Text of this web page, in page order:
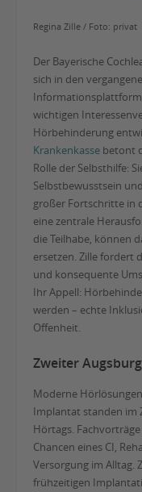
Regina Zille / Foto: privat
Der Bayerische
sich in den
wichtigen
Hörbehinderung
Krankenkasse betont
Rolle der Selbsthilfe:
Selbstbewusstsein
großer Fortschritte in
eine zentrale
die Teilhabe, können
ersetzen. Zille fordert
und konsequente
Ihr Appell:
werden – echte
Offenheit.
Zweiter
Moderne
Implantat standen im
Hörtags.
Chancen eines CI,
Versorgung im Alltag.
frühzeitigen